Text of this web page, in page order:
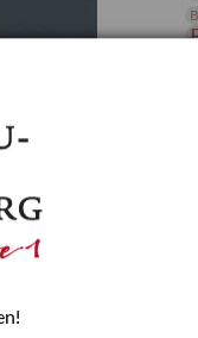
in der
Februar
in